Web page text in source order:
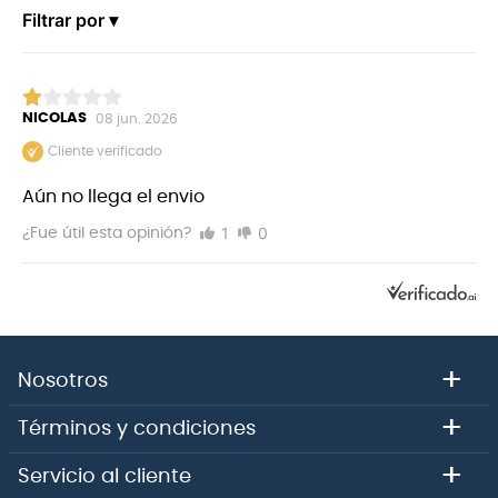
Filtrar por ▾
NICOLAS 08 jun. 2026
Cliente verificado
Aún no llega el envio
¿Fue útil esta opinión? 1 0
Nosotros +
Términos y condiciones +
Servicio al cliente +